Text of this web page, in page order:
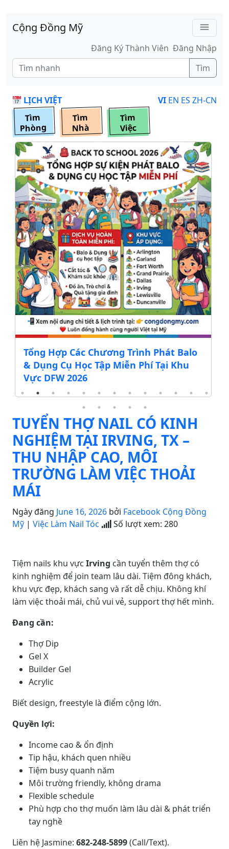
Cộng Đồng Mỹ
menu
Đăng Ký Thành Viên Đăng Nhập
Tìm
LỊCH VIỆT VI EN ES ZH-CN
Tìm
Phòng
Tìm
Nhà
Tìm
Việc
Tổng Hợp Các Chương Trình Phát Balo
& Dụng Cụ Học Tập Miễn Phí Tại Khu
Vực DFW 2026
TUYỂN THỢ NAIL CÓ KINH
NGHIỆM TẠI IRVING, TX –
THU NHẬP CAO, MÔI
TRƯỜNG LÀM VIỆC THOẢI
MÁI
Ngày đăng June 16, 2026 bởi Facebook Cộng Đồng
Mỹ | Việc Làm Nail Tóc Số lượt xem: 280
Tiệm nails khu vực Irving cần tuyển thêm thợ có
kinh nghiệm để join team lâu dài. Tiệm đông khách,
khu vực đẹp, khách sang và rất dễ chịu. Không khí
làm việc thoải mái, chủ vui vẻ, support thợ hết mình.
Đang cần:
Thợ Dip
Gel X
Builder Gel
Acrylic
Biết design, freestyle là điểm cộng lớn.
Quyền lợi:
Income cao & ổn định
Tip hậu, khách quen nhiều
Tiệm busy quanh năm
Môi trường friendly, không drama
Flexible schedule
Phù hợp cho thợ muốn làm lâu dài & phát triển
tay nghề
Liên hệ Jasmine: 682-248-5899(Call/Text).